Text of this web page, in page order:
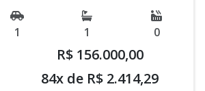
1 1 0
R$ 156.000,00
84x de R$ 2.414,29